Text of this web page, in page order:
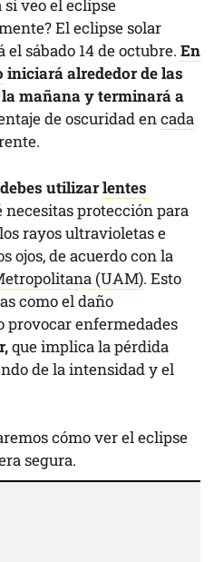
si veo el eclipse
El eclipse solar
el sábado 14 de octubre. En
iniciará alrededor de las
la mañana y terminará a
de oscuridad encada
utilizarlentes
necesitas protección para
rayos ultravioletas e
ojos, de acuerdo con la
(UAM). Esto
como el daño
provocar enfermedades
que implica la pérdida
de la intensidad y el
cómo ver el eclipse
segura.